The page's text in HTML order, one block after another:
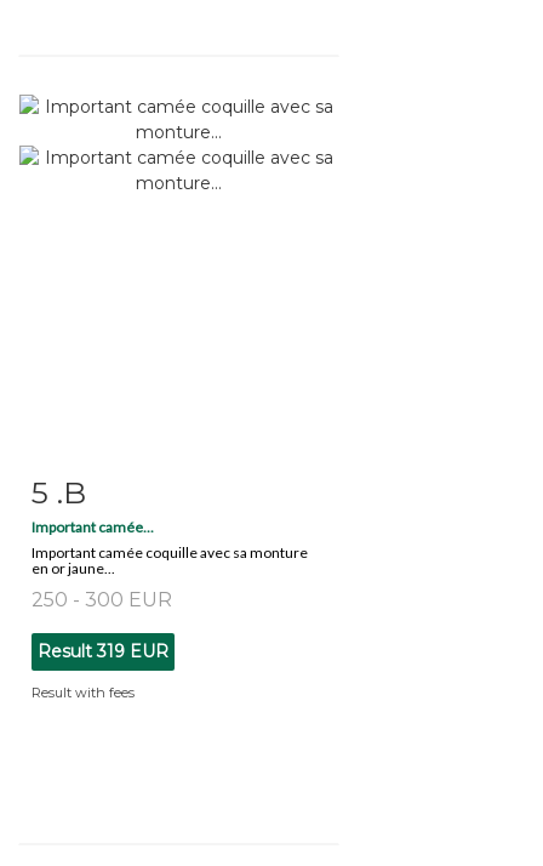
Item detail
5 .B
Important camée...
Important camée coquille avec sa monture
en or jaune...
250 - 300 EUR
Result319 EUR
Result with fees